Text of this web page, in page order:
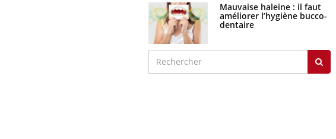
Mauvaise haleine : il faut
améliorer l’hygiène bucco-
dentaire